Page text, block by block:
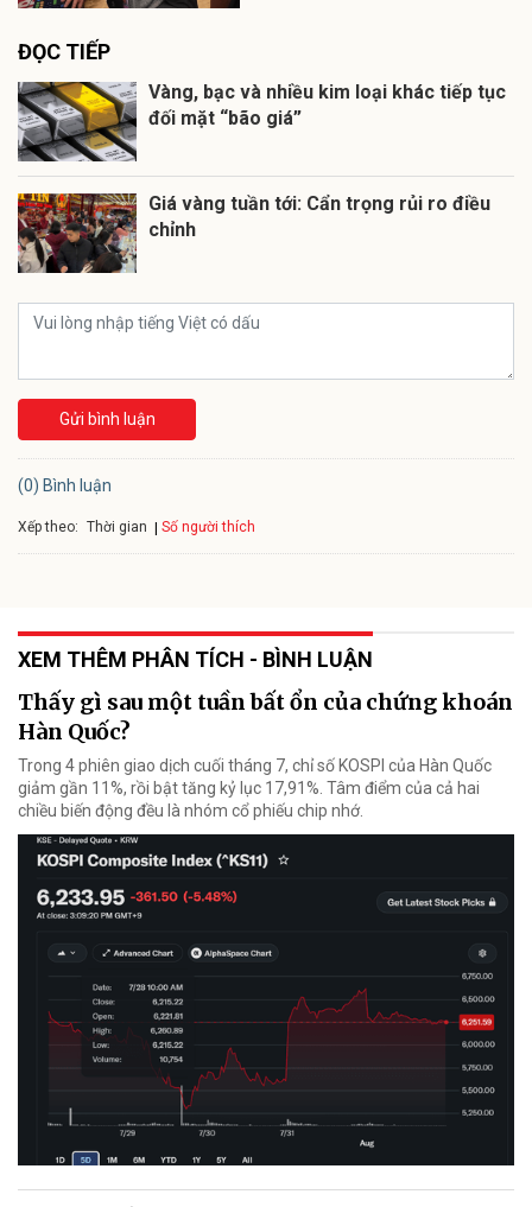
ĐỌC TIẾP
Vàng, bạc và nhiều kim loại khác tiếp tục
đối mặt “bão giá”
Giá vàng tuần tới: Cẩn trọng rủi ro điều
chỉnh
Gửi bình luận
(0) Bình luận
Xếp theo: Thời gian Số người thích
XEM THÊM PHÂN TÍCH - BÌNH LUẬN
Thấy gì sau một tuần bất ổn của chứng khoán
Hàn Quốc?
Trong 4 phiên giao dịch cuối tháng 7, chỉ số KOSPI của Hàn Quốc
giảm gần 11%, rồi bật tăng kỷ lục 17,91%. Tâm điểm của cả hai
chiều biến động đều là nhóm cổ phiếu chip nhớ.